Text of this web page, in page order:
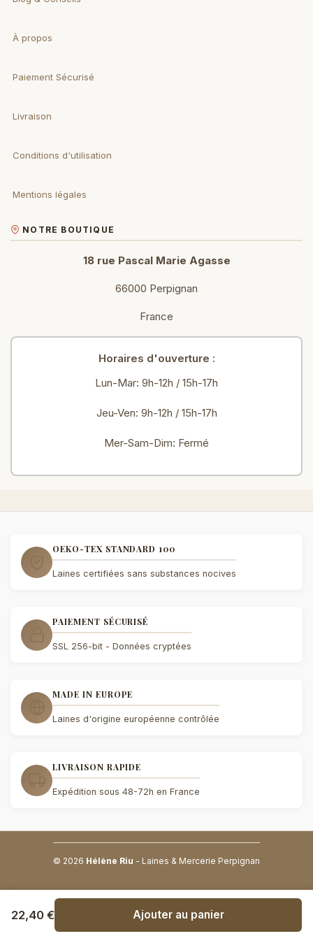
À propos
Paiement Sécurisé
Livraison
Conditions d'utilisation
Mentions légales
NOTRE BOUTIQUE
18 rue Pascal Marie Agasse
66000 Perpignan
France
Horaires d'ouverture :
Lun-Mar: 9h-12h / 15h-17h
Jeu-Ven: 9h-12h / 15h-17h
Mer-Sam-Dim: Fermé
OEKO-TEX STANDARD 100
Laines certifiées sans substances nocives
PAIEMENT SÉCURISÉ
SSL 256-bit - Données cryptées
MADE IN EUROPE
Laines d'origine européenne contrôlée
LIVRAISON RAPIDE
Expédition sous 48-72h en France
© 2026 Hélène Riu - Laines & Mercerie Perpignan
22,40 € Ajouter au panier